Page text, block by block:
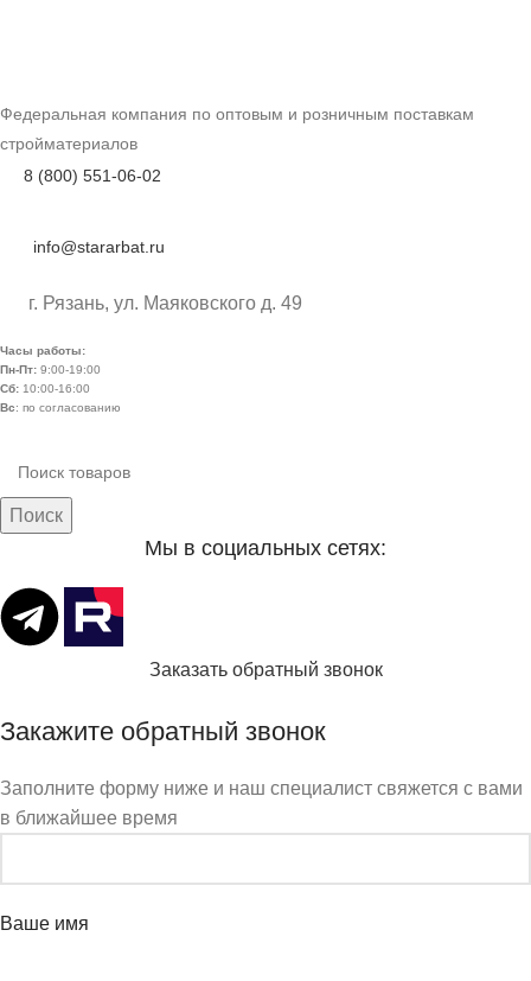
Федеральная компания по оптовым и розничным поставкам
стройматериалов
8 (800) 551-06-02
info@stararbat.ru
г. Рязань, ул. Маяковского д. 49
Часы работы:
Пн-Пт: 9:00-19:00
Сб: 10:00-16:00
Вс: по согласованию
Поиск
Мы в социальных сетях:
Заказать обратный звонок
Закажите обратный звонок
Заполните форму ниже и наш специалист свяжется с вами
в ближайшее время
Ваше имя